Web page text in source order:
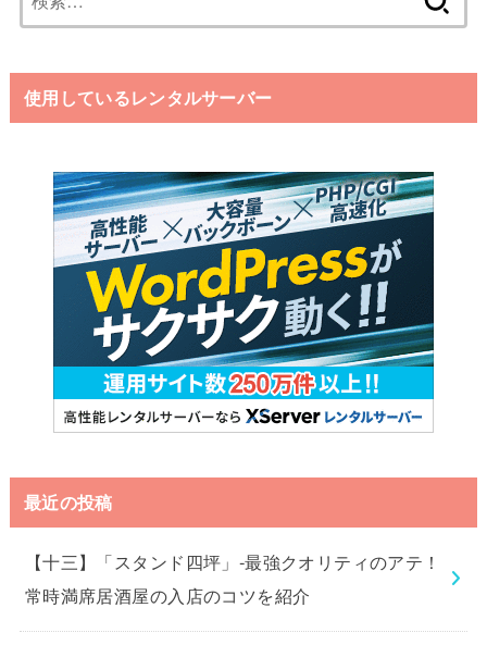
索:
使用しているレンタルサーバー
最近の投稿
【十三】「スタンド四坪」-最強クオリティのアテ！
常時満席居酒屋の入店のコツを紹介